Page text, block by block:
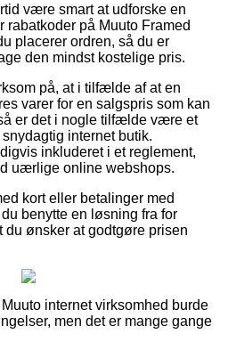
være smart at udforske en
på Muuto Framed
placerer ordren, så du er
den mindst kostelige pris.
på, at i tilfælde af at en
varer for en salgspris som kan
er det i nogle tilfælde være et
internet butik.
inkluderet i et reglement,
uærlige online webshops.
kort eller betalinger med
benytte en løsning fra for
ønsker at godtgøre prisen
internet virksomhed burde
men det er mange gange